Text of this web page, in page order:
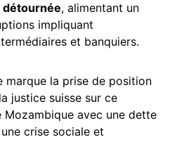
détournée, alimentant un
impliquant
et banquiers.
marque la prise de position
justice suisse sur ce
Mozambique avec une dette
crise sociale et